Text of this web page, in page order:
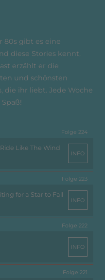
80s gibt es eine
diese Stories kennt,
erzählt er die
und schönsten
die ihr liebt. Jede Woche
Folge 224
Like The Wind
INFO
Folge 223
for a Star to Fall
INFO
Folge 222
INFO
Folge 221